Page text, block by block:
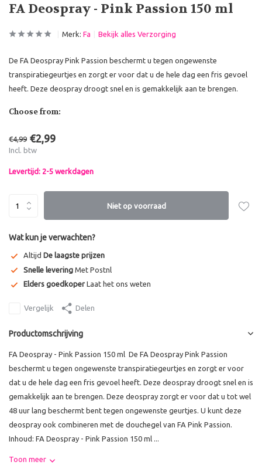
FA Deospray - Pink Passion 150 ml
Merk: Fa Bekijk alles Verzorging
De FA Deospray Pink Passion beschermt u tegen ongewenste
transpiratiegeurtjes en zorgt er voor dat u de hele dag een fris gevoel
heeft. Deze deospray droogt snel en is gemakkelijk aan te brengen.
Choose from:
€4,99 €2,99
Incl. btw
Levertijd: 2-5 werkdagen
Niet op voorraad
Wat kun je verwachten?
Altijd De laagste prijzen
Snelle levering Met Postnl
Elders goedkoper Laat het ons weten
Vergelijk Delen
Productomschrijving
FA Deospray - Pink Passion 150 ml De FA Deospray Pink Passion
beschermt u tegen ongewenste transpiratiegeurtjes en zorgt er voor
dat u de hele dag een fris gevoel heeft. Deze deospray droogt snel en is
gemakkelijk aan te brengen. Deze deospray zorgt er voor dat u tot wel
48 uur lang beschermt bent tegen ongewenste geurtjes. U kunt deze
deospray ook combineren met de douchegel van FA Pink Passion.
Inhoud: FA Deospray - Pink Passion 150 ml ...
Toon meer